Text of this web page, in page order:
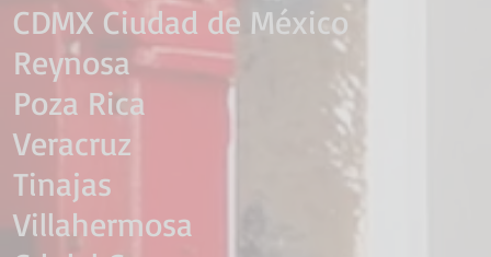
CDMX Ciudad de México​
Reynosa
Poza Rica
Veracruz
Tinajas
Villahermosa